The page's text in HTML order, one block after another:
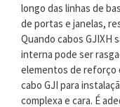
longo das linhas de
de portas e janelas,
Quando cabos GJIXH
interna pode ser
elementos de reforço
cabo GJI para
complexa e cara. É